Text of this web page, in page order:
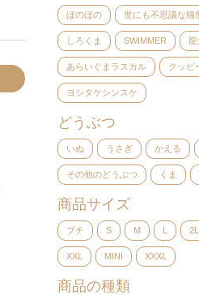
ぼのぼの 世にも不思議な猫
しろくま SWIMMER 龍
あらいぐまラスカル クッピ
ヨシタケシンスケ
どうぶつ
いぬ うさぎ かえる
その他のどうぶつ くま
商品サイズ
プチ S M L 2L
XXL MINI XXXL
商品の種類